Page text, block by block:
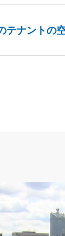
ナントの